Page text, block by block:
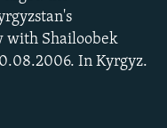
with Shailoobek
In Kyrgyz.